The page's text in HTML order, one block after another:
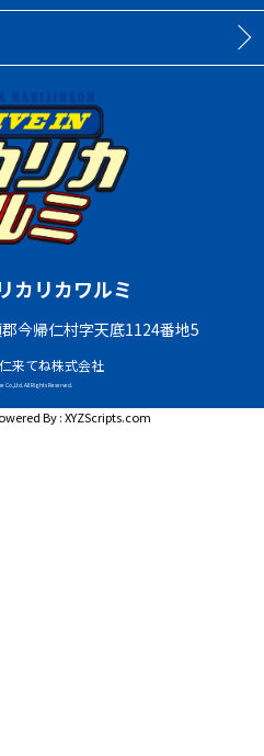
カリカワルミ
今帰仁村字天底1124番地5
来てね株式会社
Co.,Ltd. All Rights Reserved.
By :XYZScripts.com